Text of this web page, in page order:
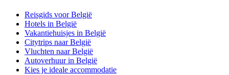
Reisgids voor België
Hotels in België
Vakantiehuisjes in België
Citytrips naar België
Vluchten naar België
Autoverhuur in België
Kies je ideale accommodatie